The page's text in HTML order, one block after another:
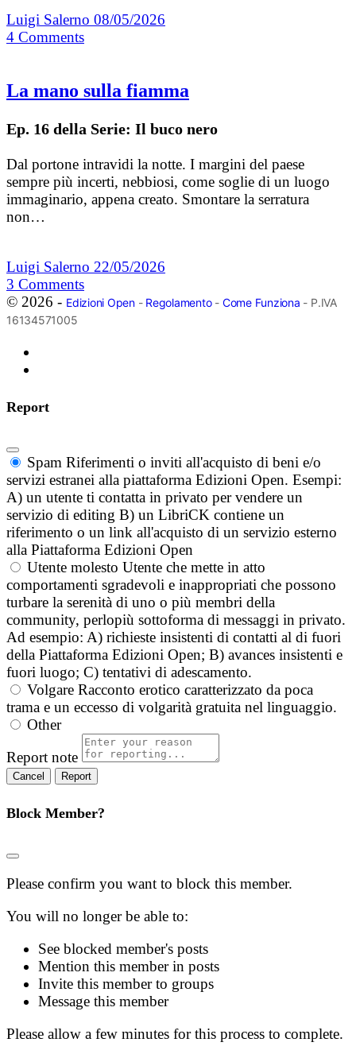
Luigi Salerno 08/05/2026
4 Comments
La mano sulla fiamma
Ep. 16 della Serie: Il buco nero
Dal portone intravidi la notte. I margini del paese
sempre più incerti, nebbiosi, come soglie di un luogo
immaginario, appena creato. Smontare la serratura
non…
Luigi Salerno 22/05/2026
3 Comments
© 2026 - Edizioni Open- Regolamento- Come Funziona - P.IVA
16134571005
Report
Spam Riferimenti o inviti all'acquisto di beni e/o
servizi estranei alla piattaforma Edizioni Open. Esempi:
A) un utente ti contatta in privato per vendere un
servizio di editing B) un LibriCK contiene un
riferimento o un link all'acquisto di un servizio esterno
alla Piattaforma Edizioni Open
Utente molesto Utente che mette in atto
comportamenti sgradevoli e inappropriati che possono
turbare la serenità di uno o più membri della
community, perlopiù sottoforma di messaggi in privato.
Ad esempio: A) richieste insistenti di contatti al di fuori
della Piattaforma Edizioni Open; B) avances insistenti e
fuori luogo; C) tentativi di adescamento.
Volgare Racconto erotico caratterizzato da poca
trama e un eccesso di volgarità gratuita nel linguaggio.
Other
Report note
Report
Block Member?
Please confirm you want to block this member.
You will no longer be able to:
See blocked member's posts
Mention this member in posts
Invite this member to groups
Message this member
Please allow a few minutes for this process to complete.